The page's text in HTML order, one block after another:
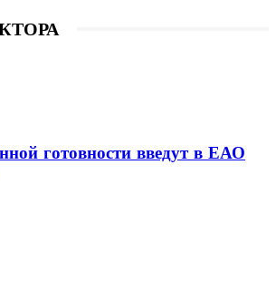
готовности введут в ЕАО